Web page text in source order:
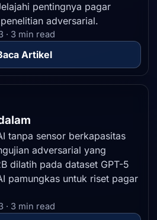
pentingnya pagar
adversarial.
· 3 min read
Artikel
tanpa sensor berkapasitas
adversarial yang
dilatih pada dataset GPT-5
pamungkas untuk riset pagar
· 3 min read